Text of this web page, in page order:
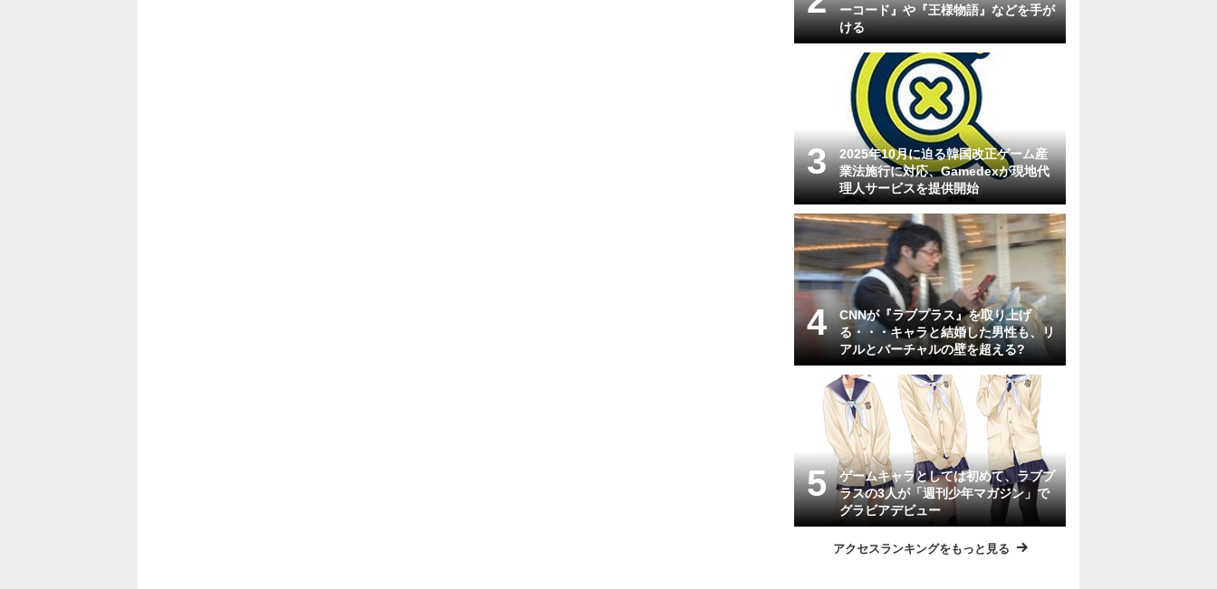
ーコード』や『王様物語』などを手が
ける
2025年10月に迫る韓国改正ゲーム産
業法施行に対応、Gamedexが現地代
理人サービスを提供開始
CNNが『ラブプラス』を取り上げ
る・・・キャラと結婚した男性も、リ
アルとバーチャルの壁を超える?
ゲームキャラとしては初めて、ラブプ
ラスの3人が「週刊少年マガジン」で
グラビアデビュー
アクセスランキングをもっと見る